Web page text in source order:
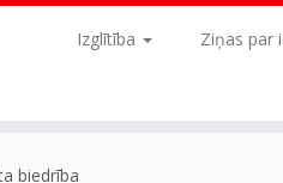
Izglītība Ziņas par
biedrība